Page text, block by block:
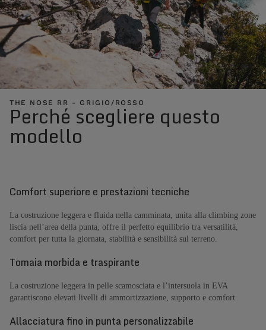
THE NOSE RR - GRIGIO/ROSSO
Perché scegliere questo
modello
Comfort superiore e prestazioni tecniche
La costruzione leggera e fluida nella camminata, unita alla climbing zone
liscia nell’area della punta, offre il perfetto equilibrio tra versatilità,
comfort per tutta la giornata, stabilità e sensibilità sul terreno.
Tomaia morbida e traspirante
La costruzione leggera in pelle scamosciata e l’intersuola in EVA
garantiscono elevati livelli di ammortizzazione, supporto e comfort.
Allacciatura fino in punta personalizzabile